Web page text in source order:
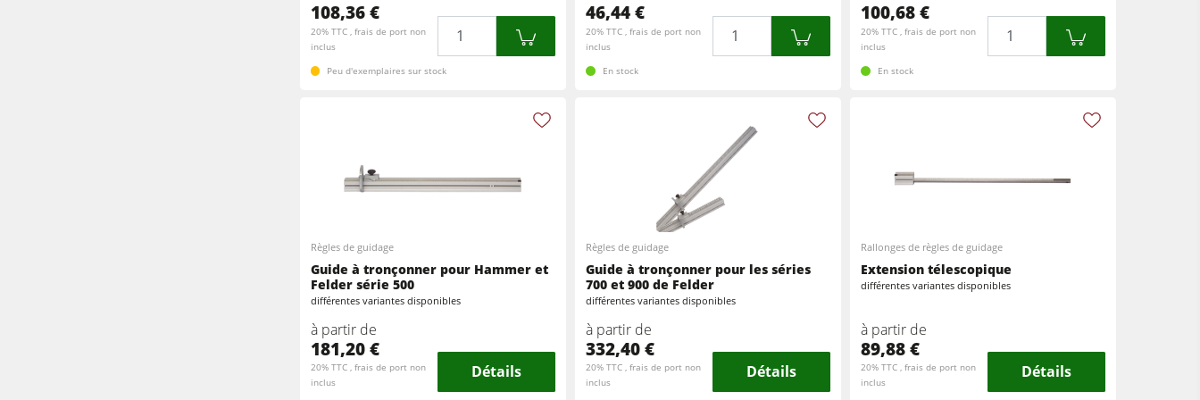
108,36 €
20% TTC , frais de port non
inclus
Peu d'exemplaires sur stock
46,44 €
20% TTC , frais de port non
inclus
En stock
100,68 €
20% TTC , frais de port non
inclus
En stock
Règles de guidage
Guide à tronçonner pour Hammer et
Felder série 500
différentes variantes disponibles
à partir de
181,20 €
20% TTC , frais de port non
inclus
Détails
Règles de guidage
Guide à tronçonner pour les séries
700 et 900 de Felder
différentes variantes disponibles
à partir de
332,40 €
20% TTC , frais de port non
inclus
Détails
Rallonges de règles de guidage
Extension télescopique
différentes variantes disponibles
à partir de
89,88 €
20% TTC , frais de port non
inclus
Détails